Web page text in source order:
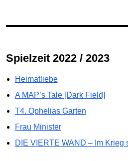
Spielzeit 2022 / 2023
Heimatliebe
A MAP’s Tale [Dark Field]
T4. Ophelias Garten
Frau Minister
DIE VIERTE WAND – Im Krieg